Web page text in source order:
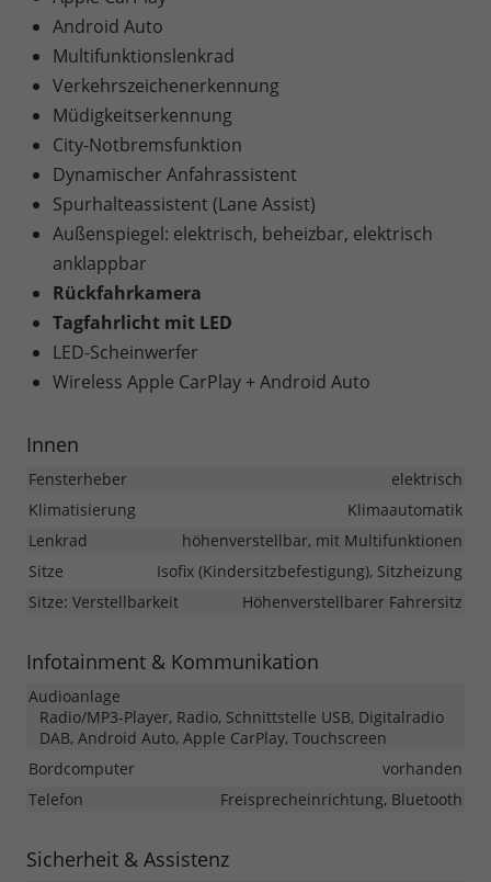
Android Auto
Multifunktionslenkrad
Verkehrszeichenerkennung
Müdigkeitserkennung
City-Notbremsfunktion
Dynamischer Anfahrassistent
Spurhalteassistent (Lane Assist)
Außenspiegel: elektrisch, beheizbar, elektrisch
anklappbar
Rückfahrkamera
Tagfahrlicht mit LED
LED-Scheinwerfer
Wireless Apple CarPlay + Android Auto
Innen
Fensterheber
elektrisch
Klimatisierung
Klimaautomatik
Lenkrad
höhenverstellbar, mit Multifunktionen
Sitze
Isofix (Kindersitzbefestigung), Sitzheizung
Sitze: Verstellbarkeit
Höhenverstellbarer Fahrersitz
Infotainment & Kommunikation
Audioanlage
Radio/MP3-Player, Radio, Schnittstelle USB, Digitalradio
DAB, Android Auto, Apple CarPlay, Touchscreen
Bordcomputer
vorhanden
Telefon
Freisprecheinrichtung, Bluetooth
Sicherheit & Assistenz